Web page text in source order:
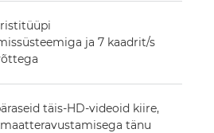
ja 7 kaadrit/s
täis-HD-videoid kiire,
tänu